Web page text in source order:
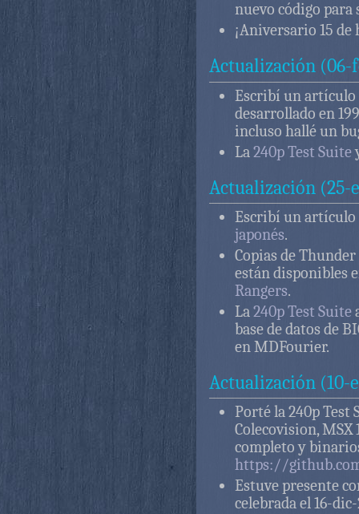
nuevo código para
¡Aniversario 15
Actualización (06-
Escribí un
desarrollado en
incluso hallé un
La 240p Test Suite
Actualización (25-
Escribí un
japonés.
Copias de
están disponibles
Rangers.
La240p Test Suite
base de datos de
en MDFourier.
Actualización (10-
Porté la 240p
Colecovision, MSX
completo y
https://
Estuve presente
celebrada el 16-